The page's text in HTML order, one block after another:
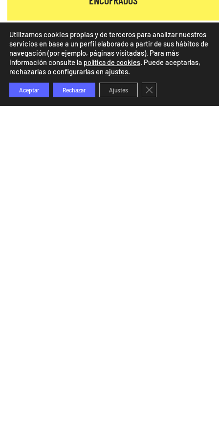
Utilizamos cookies propias y de terceros para analizar nuestros
servicios en base a un perfil elaborado a partir de sus hábitos de
navegación (por ejemplo, páginas visitadas). Para más
información consulte la política de cookies. Puede aceptarlas,
rechazarlas o configurarlas en ajustes.
Aceptar Rechazar Ajustes Cerrar el banner de